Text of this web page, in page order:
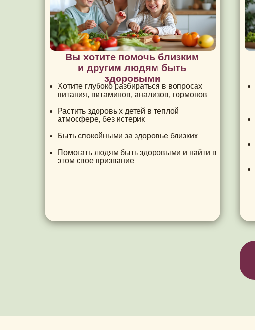
Вы хотите помочь близким
и другим людям быть
здоровыми
Хотите глубоко разбираться в вопросах
питания, витаминов, анализов, гормонов
Растить здоровых детей в теплой
атмосфере, без истерик
Быть спокойными за здоровье близких
Помогать людям быть здоровыми и найти в
этом свое призвание